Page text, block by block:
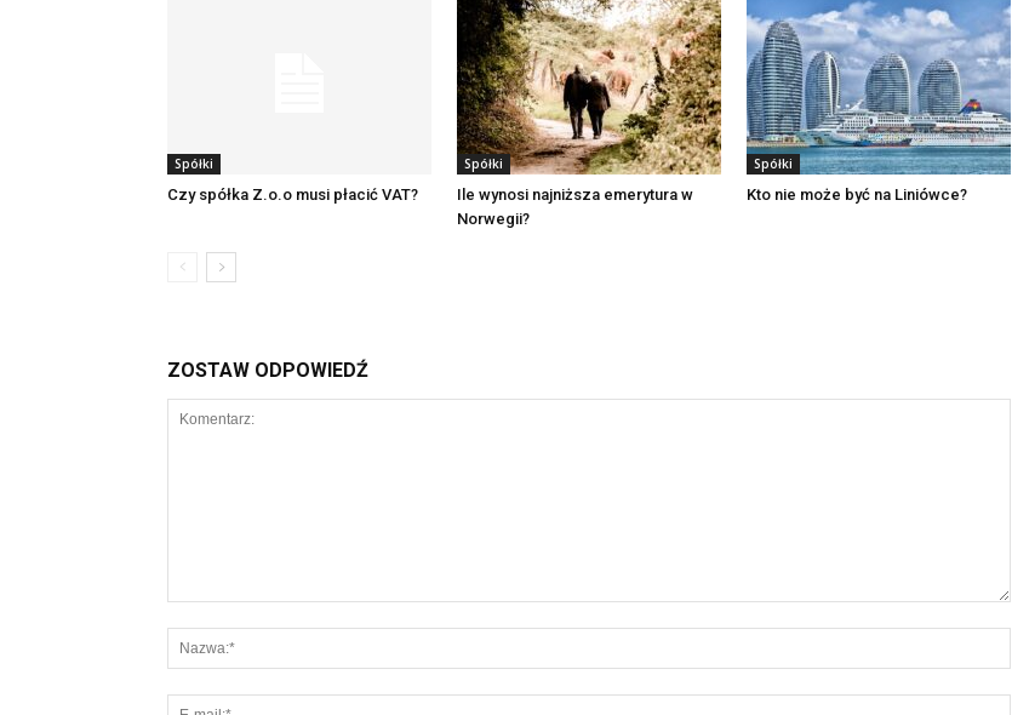
Spółki
Czy spółka Z.o.o musi płacić VAT?
Spółki
Ile wynosi najniższa emerytura w
Norwegii?
Spółki
Kto nie może być na Liniówce?
ZOSTAW ODPOWIEDŹ